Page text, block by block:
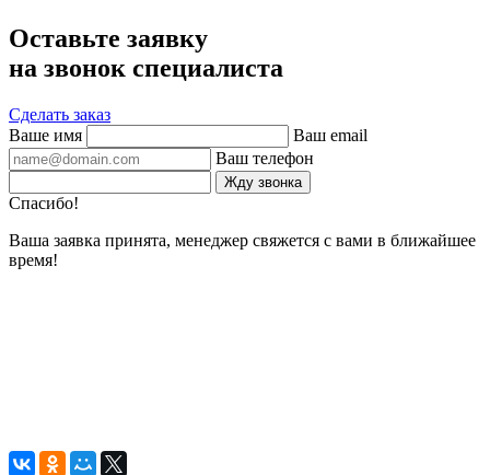
Оставьте заявку
на звонок специалиста
Сделать заказ
Ваше имя
Ваш email
Ваш телефон
Жду звонка
Спасибо!
Ваша заявка принята, менеджер свяжется с вами в ближайшее
время!